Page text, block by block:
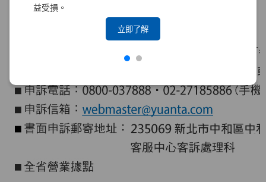
益受損。
立即了解